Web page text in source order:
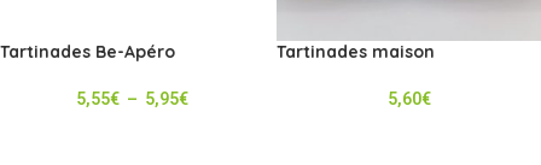
Tartinades Be-Apéro
5,55€ – 5,95€
Tartinades maison
5,60€